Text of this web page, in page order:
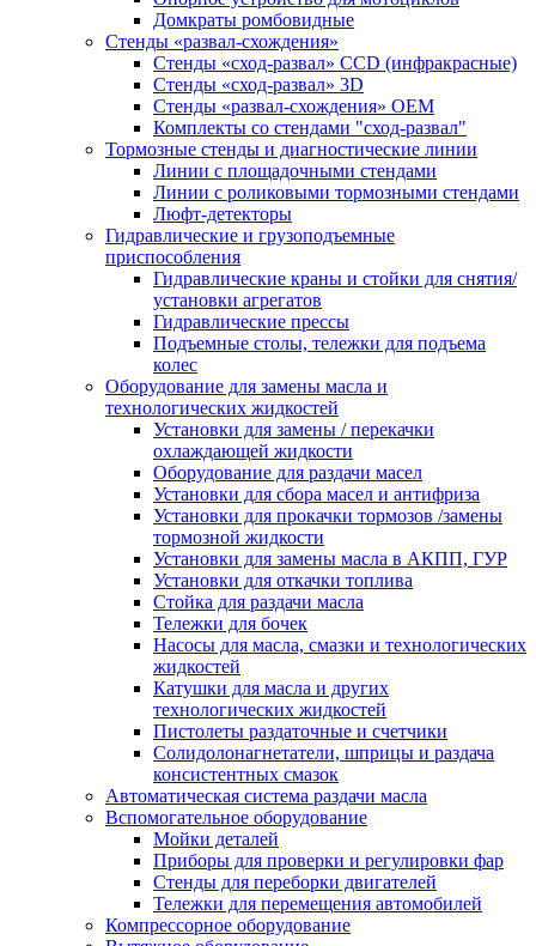
Домкраты ромбовидные
Стенды «развал-схождения»
Стенды «сход-развал» CCD (инфракрасные)
Стенды «сход-развал» 3D
Стенды «развал-схождения» ОЕМ
Комплекты со стендами "сход-развал"
Тормозные стенды и диагностические линии
Линии с площадочными стендами
Линии с роликовыми тормозными стендами
Люфт-детекторы
Гидравлические и грузоподъемные
приспособления
Гидравлические краны и стойки для снятия/
установки агрегатов
Гидравлические прессы
Подъемные столы, тележки для подъема
колес
Оборудование для замены масла и
технологических жидкостей
Установки для замены / перекачки
охлаждающей жидкости
Оборудование для раздачи масел
Установки для сбора масел и антифриза
Установки для прокачки тормозов /замены
тормозной жидкости
Установки для замены масла в АКПП, ГУР
Установки для откачки топлива
Стойка для раздачи масла
Тележки для бочек
Насосы для масла, смазки и технологических
жидкостей
Катушки для масла и других
технологических жидкостей
Пистолеты раздаточные и счетчики
Солидолонагнетатели, шприцы и раздача
консистентных смазок
Автоматическая система раздачи масла
Вспомогательное оборудование
Мойки деталей
Приборы для проверки и регулировки фар
Стенды для переборки двигателей
Тележки для перемещения автомобилей
Компрессорное оборудование